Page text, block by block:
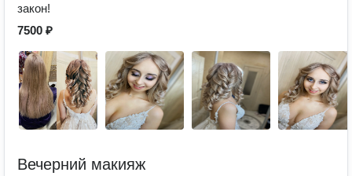
закон!
7500 ₽
Вечерний макияж